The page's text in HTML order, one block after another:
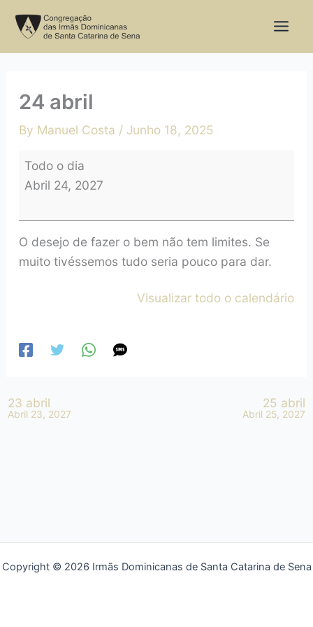
24 abril
By Manuel Costa / Junho 18, 2025
abril
Todo o dia
Abril 24, 2027
O desejo de fazer o bem não tem limites. Se
muito tivéssemos tudo seria pouco para dar.
Visualizar todo o calendário
23 abril
Abril 23, 2027
25 abril
Abril 25, 2027
Copyright © 2026 Irmãs Dominicanas de Santa Catarina de Sena